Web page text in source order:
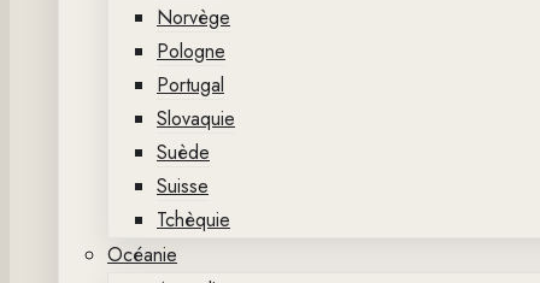
Norvège
Pologne
Portugal
Slovaquie
Suède
Suisse
Tchèquie
Océanie